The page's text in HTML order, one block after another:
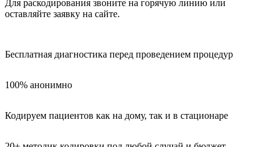
Для раскодирования звоните на горячую линию или
оставляйте заявку на сайте.
Бесплатная диагностика перед проведением процедур
100% анонимно
Кодируем пациентов как на дому, так и в стационаре